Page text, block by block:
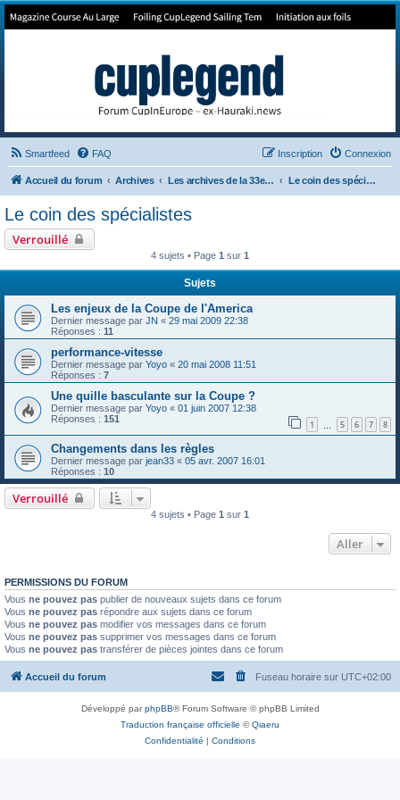
Forum de Cup In Europe
Smartfeed FAQ Connexion
Inscription
Accueil du forum Archives Les archives de la 33e America's Cup Le coin des spécialistes
Le coin des spécialistes
Verrouillé
4 sujets • Page 1 sur 1
Sujets
Les enjeux de la Coupe de l'America
Dernier message par JN « 29 mai 2009 22:38
Réponses : 11
performance-vitesse
Dernier message par Yoyo « 20 mai 2008 11:51
Réponses : 7
Une quille basculante sur la Coupe ?
Dernier message par Yoyo « 01 juin 2007 12:38
Réponses : 151 1 5 6 7 8
Changements dans les règles
Dernier message par jean33 « 05 avr. 2007 16:01
Réponses : 10
Verrouillé
4 sujets • Page 1 sur 1
Aller
PERMISSIONS DU FORUM
Vous ne pouvez pas publier de nouveaux sujets dans ce forum
Vous ne pouvez pas répondre aux sujets dans ce forum
Vous ne pouvez pas modifier vos messages dans ce forum
Vous ne pouvez pas supprimer vos messages dans ce forum
Vous ne pouvez pas transférer de pièces jointes dans ce forum
Accueil du forum Fuseau horaire sur UTC+02:00
Développé parphpBB® Forum Software © phpBB Limited
Traduction française officielle ©Qiaeru
Confidentialité | Conditions